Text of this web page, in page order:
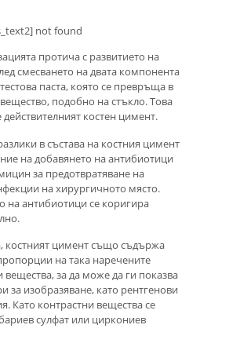
not found
протича с развитието на
смесването на двата компонента
паста, която се превръща в
подобно на стъкло. Това
действителният костен цимент.
в състава на костния цимент
на добавянето на антибиотици
за предотвратяване на
на хирургичното място.
на антибиотици се коригира
костният цимент също съдържа
на така наречените
вещества, за да може да ги показва
за изобразяване, като рентгенови
Като контрастни вещества се
сулфат или циркониев